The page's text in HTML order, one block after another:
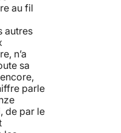
au fil
autres
n’a
sa
parle
de par le